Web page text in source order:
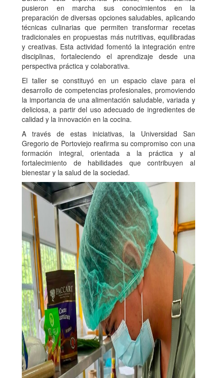
pusieron en marcha sus conocimientos en la
preparación de diversas opciones saludables, aplicando
técnicas culinarias que permiten transformar recetas
tradicionales en propuestas más nutritivas, equilibradas
y creativas. Esta actividad fomentó la integración entre
disciplinas, fortaleciendo el aprendizaje desde una
perspectiva práctica y colaborativa.
El taller se constituyó en un espacio clave para el
desarrollo de competencias profesionales, promoviendo
la importancia de una alimentación saludable, variada y
deliciosa, a partir del uso adecuado de ingredientes de
calidad y la innovación en la cocina.
A través de estas iniciativas, la Universidad San
Gregorio de Portoviejo reafirma su compromiso con una
formación integral, orientada a la práctica y al
fortalecimiento de habilidades que contribuyen al
bienestar y la salud de la sociedad.